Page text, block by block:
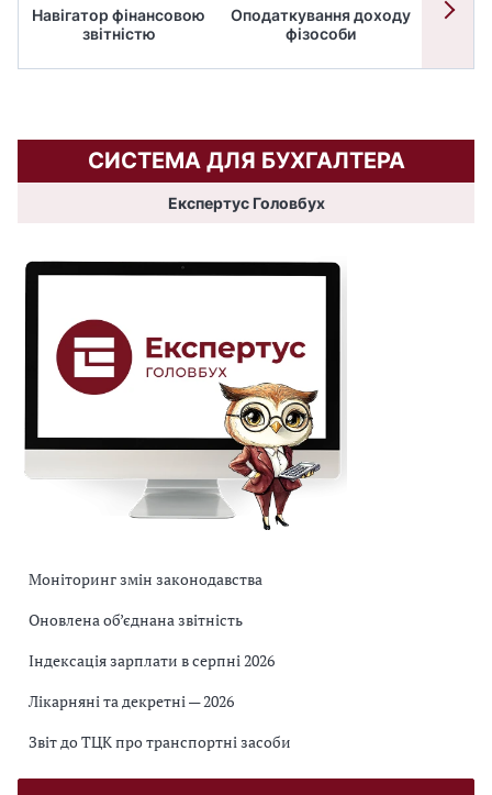
Навігатор фінансовою
звітністю
Оподаткування доходу
фізособи
СИСТЕМА ДЛЯ БУХГАЛТЕРА
Експертус Головбух
Моніторинг змін законодавства
Оновлена об’єднана звітність
Індексація зарплати в серпні 2026
Лікарняні та декретні — 2026
Звіт до ТЦК про транспортні засоби